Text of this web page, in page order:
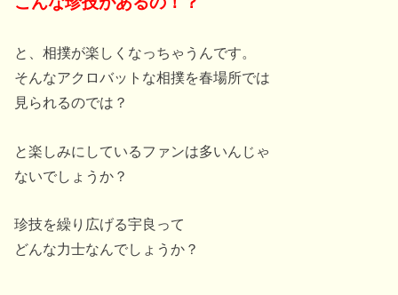
と、相撲が楽しくなっちゃうんです。
そんなアクロバットな相撲を春場所では
見られるのでは？
と楽しみにしているファンは多いんじゃ
ないでしょうか？
珍技を繰り広げる宇良って
どんな力士なんでしょうか？